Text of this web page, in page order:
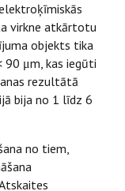
virkne atkārtotu
objekts tika
μm, kas iegūti
rezultātā
bija no 1 līdz 6
no tiem,